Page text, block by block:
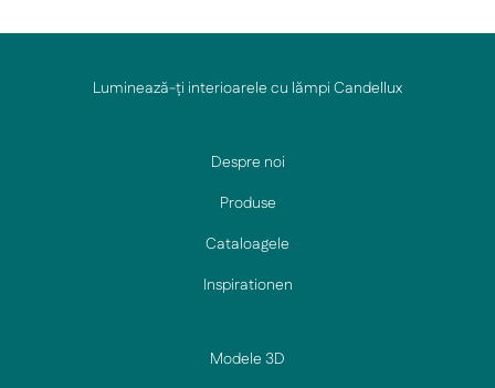
Luminează-ți interioarele cu lămpi Candellux
Despre noi
Produse
Cataloagele
Inspirationen
Modele 3D